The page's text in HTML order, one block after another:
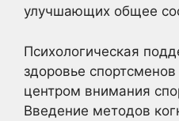
улучшающих общее
Психологическая
здоровье
центром внимания
Введение методов